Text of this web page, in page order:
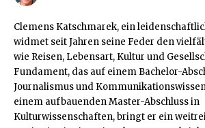
Clemens Katschmarek, ein
widmet seit Jahren seine Feder den
wie Reisen, Lebensart, Kultur und
Fundament, das auf einem Bachelor-
Journalismus und
einem aufbauenden Master-Abschluss in
Kulturwissenschaften, bringt er ein